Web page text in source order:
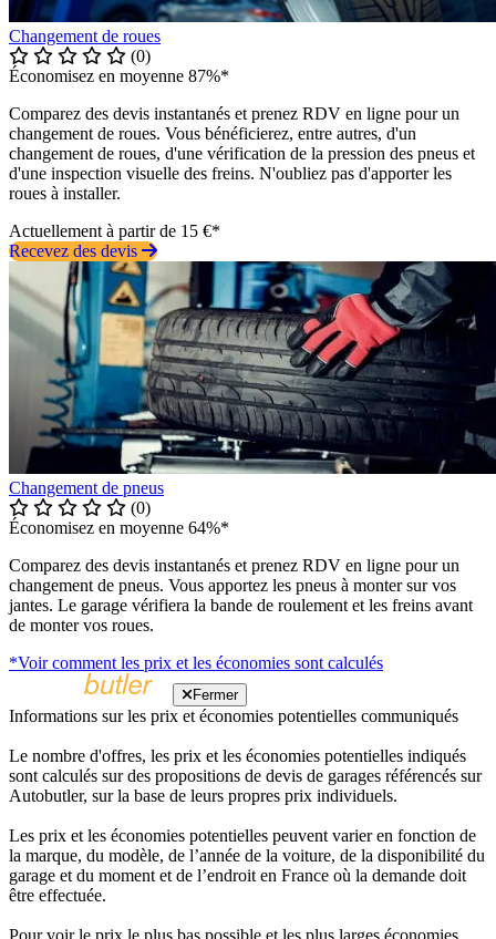
Changement de roues
(0)
Économisez en moyenne 87%*
Comparez des devis instantanés et prenez RDV en ligne pour un
changement de roues. Vous bénéficierez, entre autres, d'un
changement de roues, d'une vérification de la pression des pneus et
d'une inspection visuelle des freins. N'oubliez pas d'apporter les
roues à installer.
Actuellement à partir de 15 €*
Recevez des devis
Changement de pneus
(0)
Économisez en moyenne 64%*
Comparez des devis instantanés et prenez RDV en ligne pour un
changement de pneus. Vous apportez les pneus à monter sur vos
jantes. Le garage vérifiera la bande de roulement et les freins avant
de monter vos roues.
*Voir comment les prix et les économies sont calculés
Fermer
Informations sur les prix et économies potentielles communiqués
Le nombre d'offres, les prix et les économies potentielles indiqués
sont calculés sur des propositions de devis de garages référencés sur
Autobutler, sur la base de leurs propres prix individuels.
Les prix et les économies potentielles peuvent varier en fonction de
la marque, du modèle, de l’année de la voiture, de la disponibilité du
garage et du moment et de l’endroit en France où la demande doit
être effectuée.
Pour voir le prix le plus bas possible et les plus larges économies